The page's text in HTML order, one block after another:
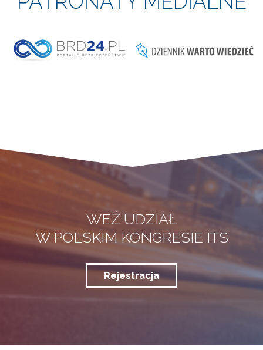
WEŹ UDZIAŁ
W POLSKIM KONGRESIE ITS
Rejestracja